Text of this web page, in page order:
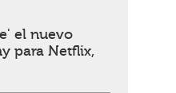
el nuevo
para Netflix,